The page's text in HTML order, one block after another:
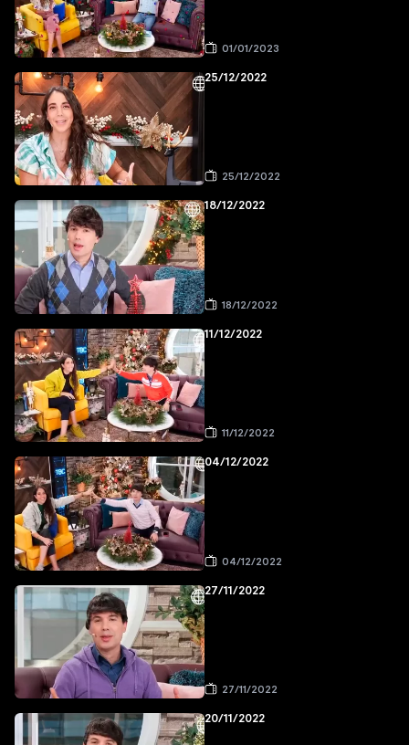
01/01/2023
25/12/2022
25/12/2022
18/12/2022
18/12/2022
11/12/2022
11/12/2022
04/12/2022
04/12/2022
27/11/2022
27/11/2022
20/11/2022